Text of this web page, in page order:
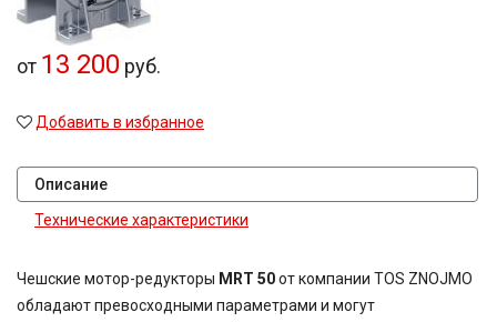
от 13 200 руб.
Добавить в избранное
Описание
Технические характеристики
Чешские мотор-редукторы MRT 50от компании TOS ZNOJMO
обладают превосходными параметрами и могут